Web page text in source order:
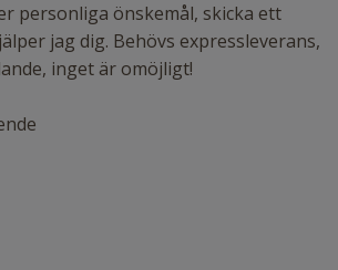
personliga önskemål, skicka ett
jag dig. Behövs expressleverans,
inget är omöjligt!